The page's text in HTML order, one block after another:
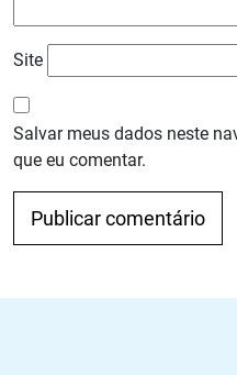
Site
Salvar meus dados neste
que eu comentar.